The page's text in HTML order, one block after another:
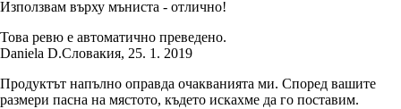
Използвам върху мъниста - отлично!
Това ревю е автоматично преведено.
Daniela D.Словакия, 25. 1. 2019
Продуктът напълно оправда очакванията ми. Според вашите
размери пасна на мястото, където искахме да го поставим.